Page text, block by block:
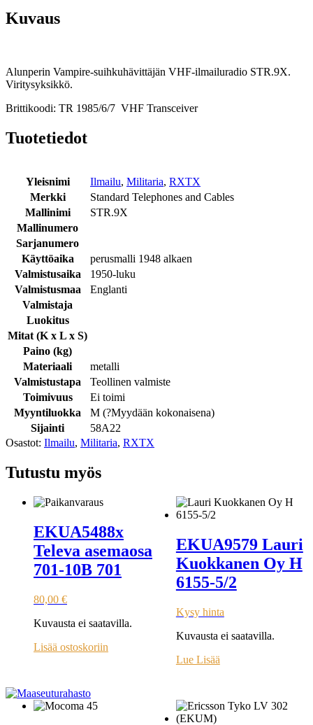
Kuvaus
Alunperin Vampire-suihkuhävittäjän VHF-ilmailuradio STR.9X.
Viritysyksikkö.
Brittikoodi: TR 1985/6/7 VHF Transceiver
Tuotetiedot
Yleisnimi Ilmailu, Militaria, RXTX
Merkki
Standard Telephones and Cables
Mallinimi
STR.9X
Mallinumero
Sarjanumero
Käyttöaika
perusmalli 1948 alkaen
Valmistusaika
1950-luku
Valmistusmaa
Englanti
Valmistaja
Luokitus
Mitat (K x L x S)
Paino (kg)
Materiaali
metalli
Valmistustapa
Teollinen valmiste
Toimivuus
Ei toimi
Myyntiluokka
M (?Myydään kokonaisena)
Sijainti
58A22
Osastot: Ilmailu, Militaria, RXTX
Tutustu myös
EKUA5488x
Televa asemaosa
701-10B 701
80,00 €
Kuvausta ei saatavilla.
Lisää ostoskoriin
EKUA9579 Lauri
Kuokkanen Oy H
6155-5/2
Kysy hinta
Kuvausta ei saatavilla.
Lue Lisää